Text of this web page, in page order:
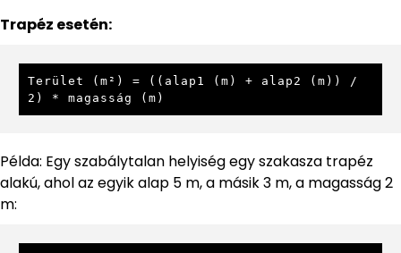
Trapéz esetén:
Terület (m²) = ((alap1 (m) + alap2 (m)) /
2) * magasság (m)
Példa: Egy szabálytalan helyiség egy szakasza trapéz
alakú, ahol az egyik alap 5 m, a másik 3 m, a magasság 2
m: